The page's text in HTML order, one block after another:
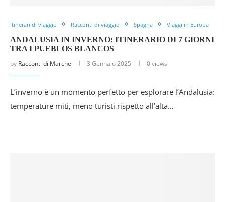
Itinerari di viaggio Racconti di viaggio Spagna Viaggi in Europa
ANDALUSIA IN INVERNO: ITINERARIO DI 7 GIORNI
TRA I PUEBLOS BLANCOS
by Racconti di Marche 3 Gennaio 2025 0 views
L’inverno è un momento perfetto per esplorare l’Andalusia:
temperature miti, meno turisti rispetto all’alta…